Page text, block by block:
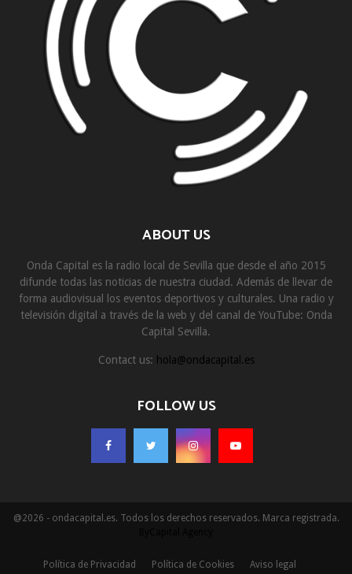
ABOUT US
Onda Capital es la radio local de Sevilla que desde el año 2015
difunde todas las noticias de nuestra ciudad. Además de llevar de
forma audiovisual los eventos deportivos y culturales. Una radio y
televisión digital a través de la web y del canal de YouTube: Onda
Capital Sevilla.
Contact us: hola@ondacapital.es
FOLLOW US
@2026 - ondacapital.es. Todos los derechos reservados. Marca registrada.
Política de Privacidad Política de Cookies Aviso legal